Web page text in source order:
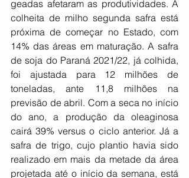
geadas afetaram as produtividades. A
colheita de milho segunda safra está
próxima de começar no Estado, com
14% das áreas em maturação. A safra
de soja do Paraná 2021/22, já colhida,
foi ajustada para 12 milhões de
toneladas, ante 11,8 milhões na
previsão de abril. Com a seca no início
do ano, a produção da oleaginosa
cairá 39% versus o ciclo anterior. Já a
safra de trigo, cujo plantio havia sido
realizado em mais da metade da área
projetada até o início da semana, está